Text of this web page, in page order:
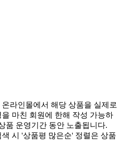
라인몰에서 해당 상품을 실제로
마친 회원에 한해 작성 가능하
품 운영기간 동안 노출됩니다.
시 '상품평 많은순' 정렬은 상품